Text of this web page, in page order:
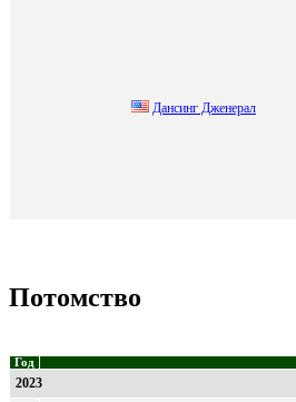
Дaнcинг Джeнepaл
Потомство
Год
2023